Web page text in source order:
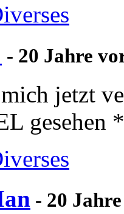
- 20 Jahre
jetzt
gesehen
- 20